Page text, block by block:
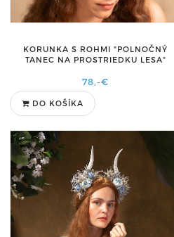
KORUNKA S ROHMI "POLNOČNÝ
TANEC NA PROSTRIEDKU LESA"
78,-€
DO KOŠÍKA